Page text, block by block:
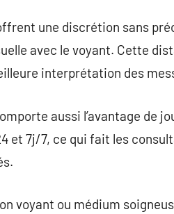
une discrétion sans
avec le voyant. Cette
interprétation des
aussi l’avantage de
et 7j/7, ce qui fait les
voyant ou médium